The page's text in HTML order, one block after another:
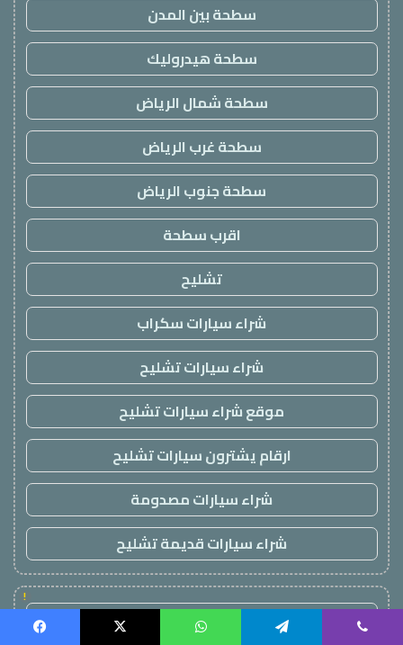
سطحة بين المدن
سطحة هيدروليك
سطحة شمال الرياض
سطحة غرب الرياض
سطحة جنوب الرياض
اقرب سطحة
تشليح
شراء سيارات سكراب
شراء سيارات تشليح
موقع شراء سيارات تشليح
ارقام يشترون سيارات تشليح
شراء سيارات مصدومة
شراء سيارات قديمة تشليح
!
كورة 365